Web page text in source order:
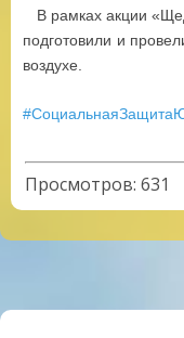
В рамках акции
подготовили и
воздухе.
Просмотров: 631